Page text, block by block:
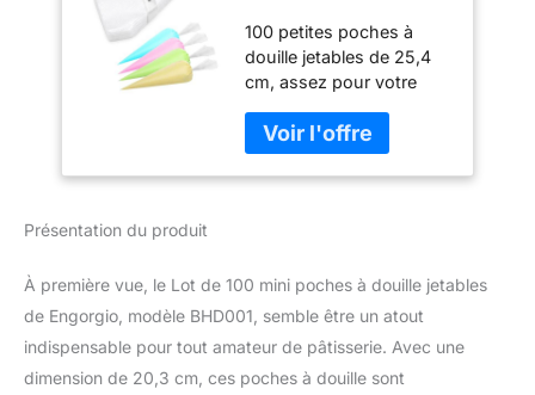
20,3 cm pour
gâteaux, macarons,
desserts, biscuits,
cupcakes
(transparents)
100 petites poches à
douille jetables de 25,4
cm, assez pour votre
l'exception des embouts
et des attaches). Notre
poche à douille épaisse
alimentaire qui est solide,
fiable et assez épais pour
résister à la pression de
compression et de
givrage sans éclater ou
Présentation du produit
À première vue, le Lot de 100 mini poches à douille jetables
de Engorgio, modèle BHD001, semble être un atout
indispensable pour tout amateur de pâtisserie. Avec une
dimension de 20,3 cm, ces poches à douille sont